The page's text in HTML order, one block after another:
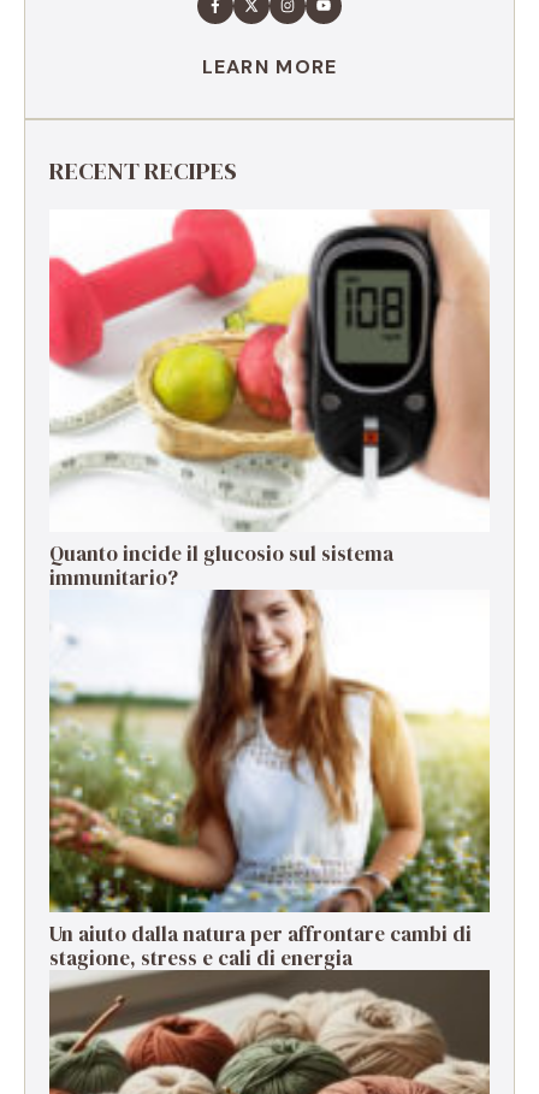
LEARN MORE
RECENT RECIPES
Quanto incide il glucosio sul sistema
immunitario?
Un aiuto dalla natura per affrontare cambi di
stagione, stress e cali di energia